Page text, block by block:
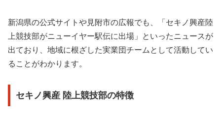
新潟県の公式サイトや見附市の広報でも、「セキノ興産陸
上競技部がニューイヤー駅伝に出場」といったニュースが
出ており、地域に根ざした実業団チームとして活動してい
ることがわかります。
セキノ興産 陸上競技部の特徴